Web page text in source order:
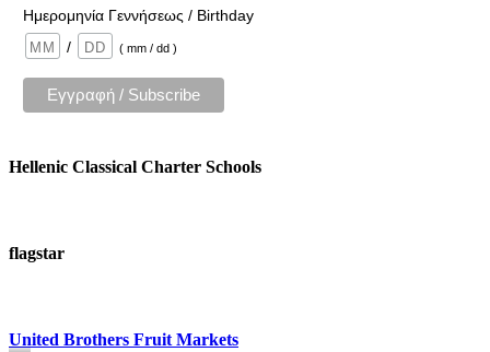
Ημερομηνία Γεννήσεως / Birthday
/
( mm / dd )
Hellenic Classical Charter Schools
flagstar
United Brothers Fruit Markets